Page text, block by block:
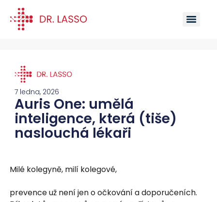
7 ledna, 2026
Auris One: umělá
inteligence, která (tiše)
naslouchá lékaři
Milé kolegyně, milí kolegové,
prevence už není jen o očkování a doporučeních.